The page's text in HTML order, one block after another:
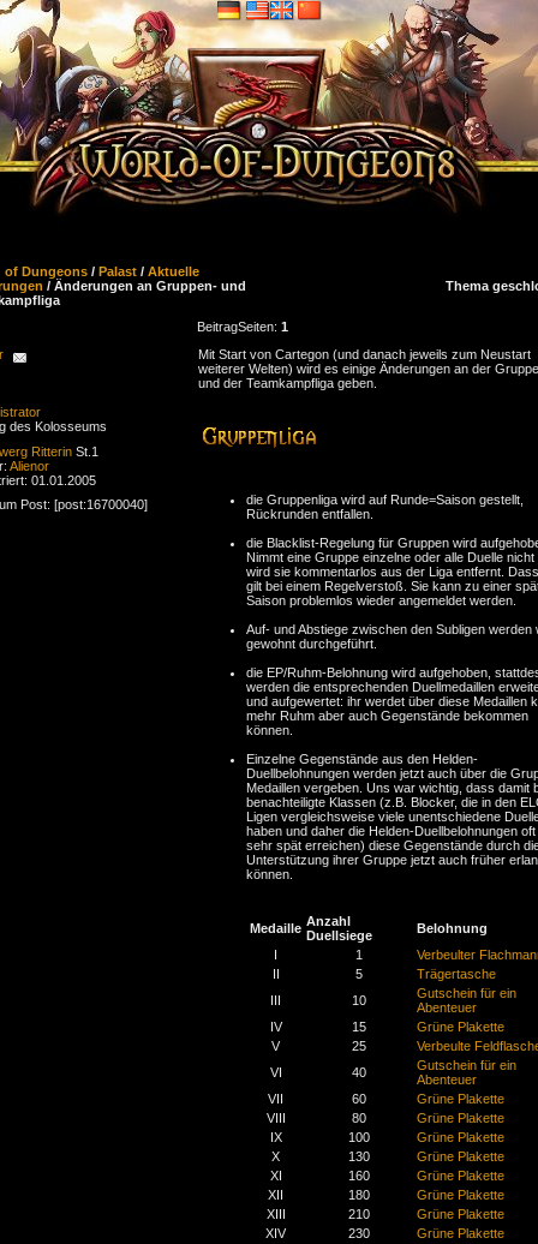
of Dungeons / Palast / Aktuelle
/ Änderungen an Gruppen- und
Thema
BeitragSeiten: 1
des Kolosseums
Ritterin St.1
Alienor
01.01.2005
Post: [post:16700040]
Mit Start von Cartegon (und danach jeweils zum Neustart
weiterer Welten) wird es einige Änderungen an der
und der Teamkampfliga geben.
die Gruppenliga wird auf Runde=Saison gestellt,
Rückrunden entfallen.
die Blacklist-Regelung für Gruppen wird
Nimmt eine Gruppe einzelne oder alle Duelle nicht
wird sie kommentarlos aus der Liga entfernt.
gilt bei einem Regelverstoß. Sie kann zu einer
Saison problemlos wieder angemeldet werden.
Auf- und Abstiege zwischen den Subligen werden
gewohnt durchgeführt.
die EP/Ruhm-Belohnung wird aufgehoben,
werden die entsprechenden Duellmedaillen
und aufgewertet: ihr werdet über diese Medaillen
mehr Ruhm aber auch Gegenstände bekommen
können.
Einzelne Gegenstände aus den Helden-
Duellbelohnungen werden jetzt auch über die
Medaillen vergeben. Uns war wichtig, dass damit
benachteiligte Klassen (z.B. Blocker, die in den
Ligen vergleichsweise viele unentschiedene
haben und daher die Helden-Duellbelohnungen
sehr spät erreichen) diese Gegenstände durch
Unterstützung ihrer Gruppe jetzt auch früher
können.
Medaille Anzahl
Duellsiege
Belohnung
1
Verbeulter
5
Trägertasche
10
Gutschein für ein
Abenteuer
IV
15
Grüne Plakette
V
25
Verbeulte
VI
40
Gutschein für ein
Abenteuer
VII
60
Grüne Plakette
VIII
80
Grüne Plakette
IX
100
Grüne Plakette
X
130
Grüne Plakette
XI
160
Grüne Plakette
XII
180
Grüne Plakette
XIII
210
Grüne Plakette
XIV
230
Grüne Plakette